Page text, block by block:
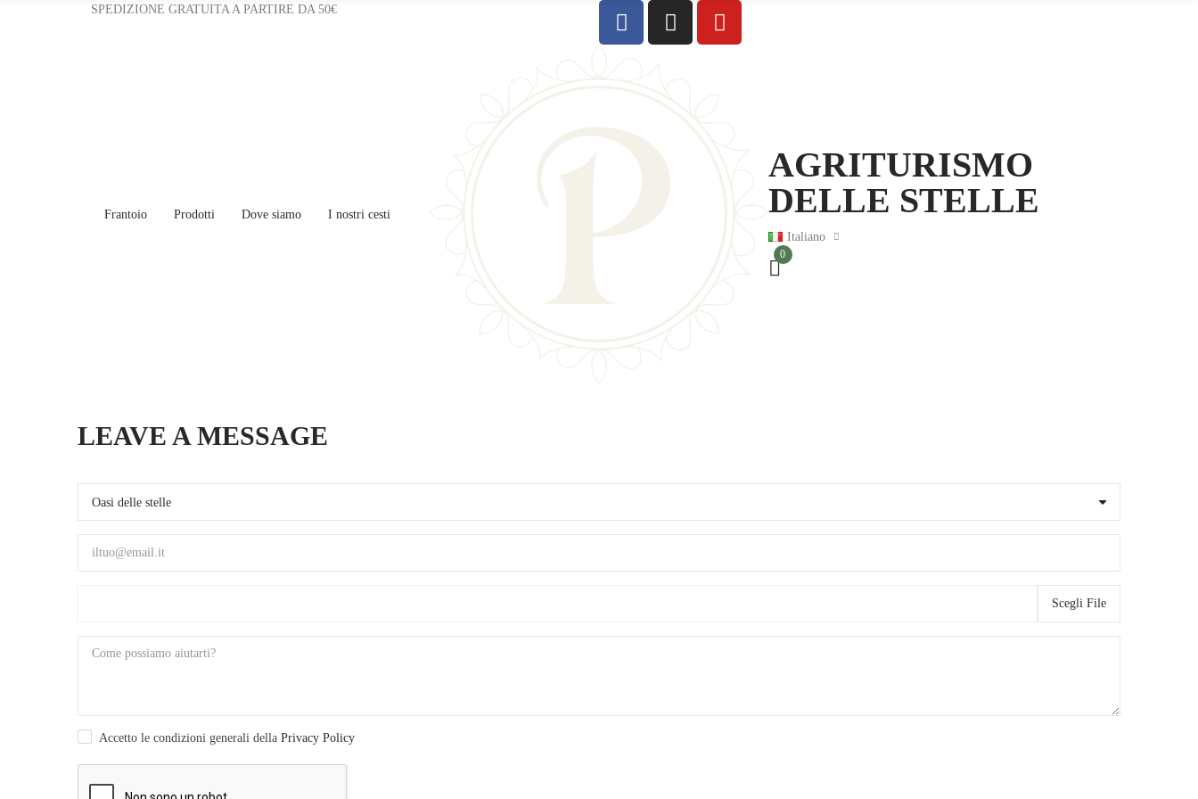
SPEDIZIONE GRATUITA A PARTIRE DA 50€
Frantoio Prodotti Dove siamo I nostri cesti
AGRITURISMO
DELLE STELLE
Italiano
0
LEAVE A MESSAGE
Scegli File
Accetto le condizioni generali della Privacy Policy